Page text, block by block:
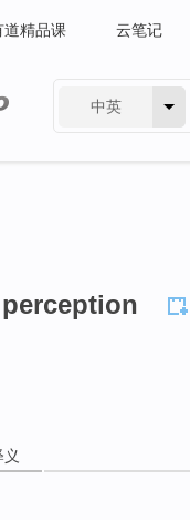
道精品课 云笔记
中英